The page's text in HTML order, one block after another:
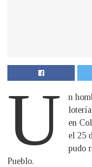
U
n
en
el 25
pudo
Pueblo.